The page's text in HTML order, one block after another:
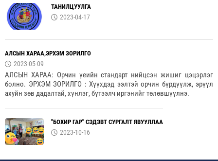
ТАНИЛЦУУЛГА
2023-04-17
АЛСЫН ХАРАА,ЭРХЭМ ЗОРИЛГО
2023-05-09
АЛСЫН ХАРАА: Орчин үеийн стандарт нийцсэн жишиг цэцэрлэг
болно. ЭРХЭМ ЗОРИЛГО : Хүүхдэд ээлтэй орчин бүрдүүлж, эрүүл
ахуйн зөв дадалтай, хүнлэг, бүтээлч иргэнийг төлөвшүүлнэ.
"БОХИР ГАР" СЭДЭВТ СУРГАЛТ ЯВУУЛЛАА
2023-10-16